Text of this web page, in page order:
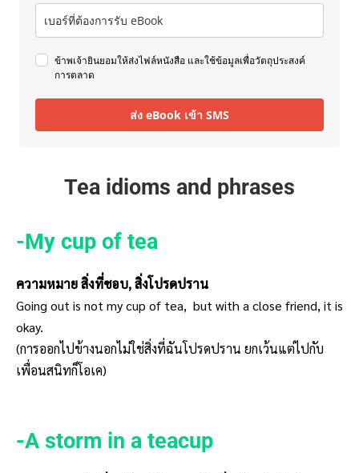
ข้าพเจ้ายินยอมให้ส่งไฟล์หนังสือ และใช้ข้อมูลเพื่อวัตถุประสงค์
การตลาด
ส่ง eBook เข้า SMS
Tea idioms and phrases
-My cup of tea
ความหมาย สิ่งที่ชอบ, สิ่งโปรดปราน
Going out is not my cup of tea, but with a close friend, it is
okay.
(การออกไปข้างนอกไม่ใช่สิ่งที่ฉันโปรดปราน ยกเว้นแต่ไปกับ
เพื่อนสนิทก็โอเค)
-A storm in a teacup